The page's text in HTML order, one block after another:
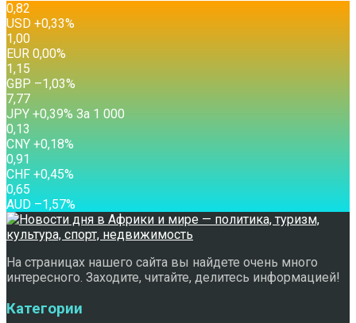
0,82
USD +0,33%
1,00
EUR 0,00%
1,15
GBP –1,03%
7,77
JPY +0,39% За 1 000
0,13
CNY +0,18%
0,91
CHF +0,45%
0,65
AUD –1,57%
На страницах нашего сайта вы найдете очень много
интересного. Заходите, читайте, делитесь информацией!
Категории